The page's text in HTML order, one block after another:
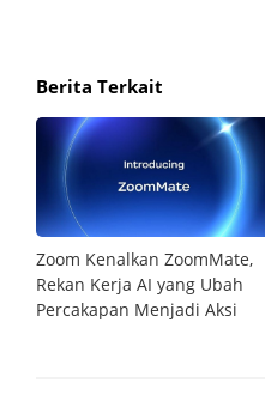
Berita Terkait
Zoom Kenalkan ZoomMate,
Rekan Kerja AI yang Ubah
Percakapan Menjadi Aksi